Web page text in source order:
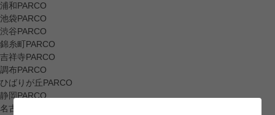
浦和PARCO
池袋PARCO
渋谷PARCO
錦糸町PARCO
吉祥寺PARCO
調布PARCO
ひばりが丘PARCO
静岡PARCO
名古屋PARCO